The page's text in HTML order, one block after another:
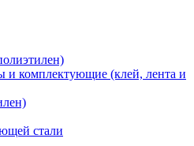
и комплектующие (клей, лента и
стали